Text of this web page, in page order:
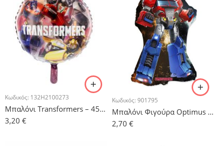
Κωδικός: 132H2100273
Μπαλόνι Transformers – 45 cm
3,20 €
Κωδικός: 901795
Μπαλόνι Φιγούρα Optimus Transformers – 61 cm
2,70 €